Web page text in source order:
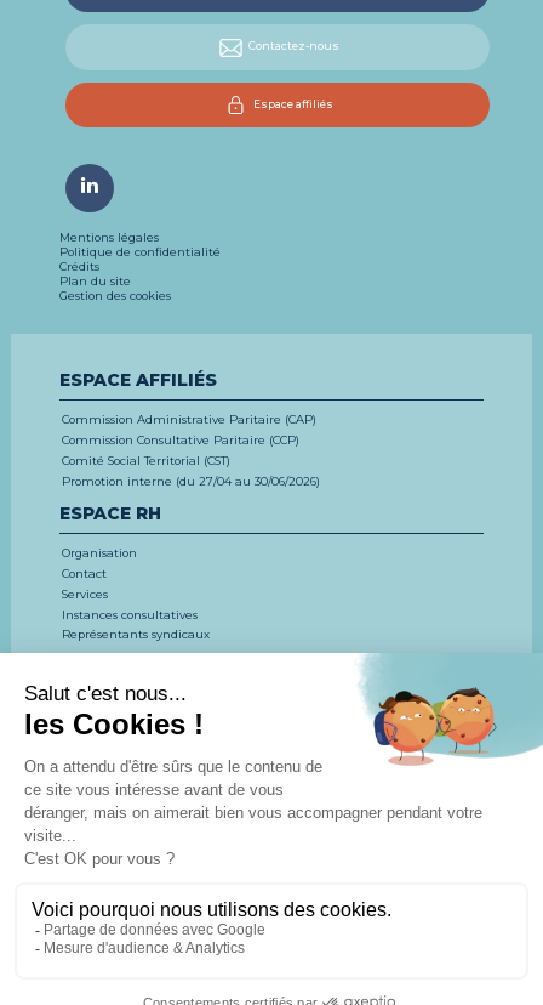
Contactez-nous
Espace affiliés
Mentions légales
Politique de confidentialité
Crédits
Plan du site
Gestion des cookies
ESPACE AFFILIÉS
Commission Administrative Paritaire (CAP)
Commission Consultative Paritaire (CCP)
Comité Social Territorial (CST)
Promotion interne (du 27/04 au 30/06/2026)
ESPACE RH
Organisation
Contact
Services
Instances consultatives
Représentants syndicaux
CONCOURS ET EXAMENS
FORMATION
ESPACE DOCUMENTAIRE
Actualités